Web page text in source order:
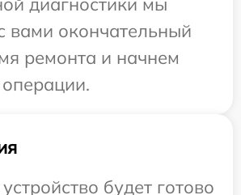
вами окончательный
ремонта и начнем
будет готово